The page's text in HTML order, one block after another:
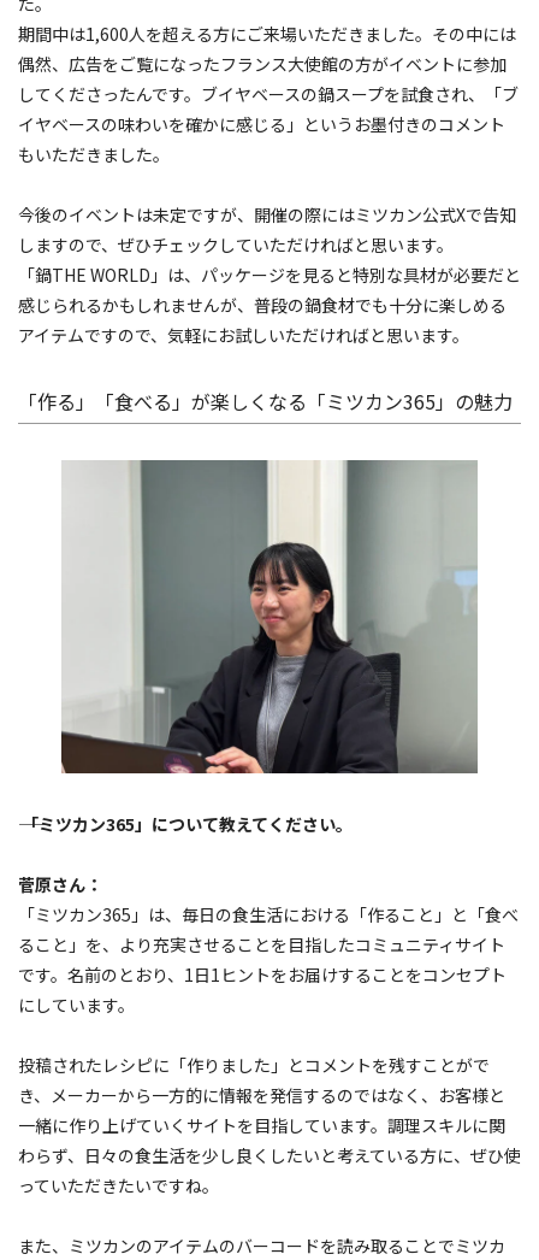
期間中は1,600人を超える方にご来場いただきました。その中には
偶然、広告をご覧になったフランス大使館の方がイベントに参加
してくださったんです。ブイヤベースの鍋スープを試食され、「ブ
イヤベースの味わいを確かに感じる」というお墨付きのコメント
もいただきました。
今後のイベントは未定ですが、開催の際にはミツカン公式Xで告知
しますので、ぜひチェックしていただければと思います。
「鍋THE WORLD」は、パッケージを見ると特別な具材が必要だと
感じられるかもしれませんが、普段の鍋食材でも十分に楽しめる
アイテムですので、気軽にお試しいただければと思います。
「作る」「食べる」が楽しくなる「ミツカン365」の魅力
―― 「ミツカン365」について教えてください。
菅原さん：
「ミツカン365」は、毎日の食生活における「作ること」と「食べ
ること」を、より充実させることを目指したコミュニティサイト
です。名前のとおり、1日1ヒントをお届けすることをコンセプト
にしています。
投稿されたレシピに「作りました」とコメントを残すことがで
き、メーカーから一方的に情報を発信するのではなく、お客様と
一緒に作り上げていくサイトを目指しています。調理スキルに関
わらず、日々の食生活を少し良くしたいと考えている方に、ぜひ使
っていただきたいですね。
また、ミツカンのアイテムのバーコードを読み取ることでミツカ